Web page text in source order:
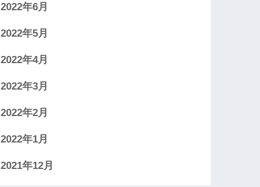
2022年6月
2022年5月
2022年4月
2022年3月
2022年2月
2022年1月
2021年12月